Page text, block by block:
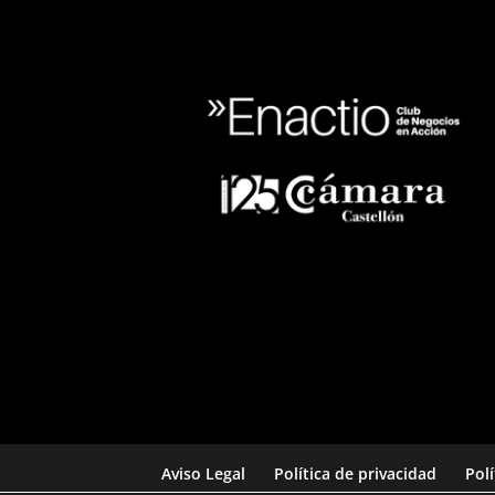
Aviso Legal Política de privacidad